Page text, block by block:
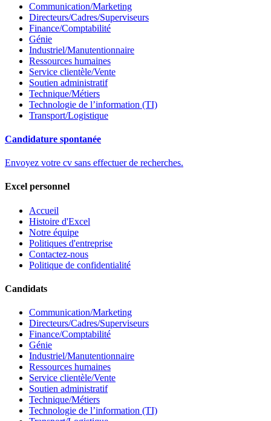
Communication/Marketing
Directeurs/Cadres/Superviseurs
Finance/Comptabilité
Génie
Industriel/Manutentionnaire
Ressources humaines
Service clientèle/Vente
Soutien administratif
Technique/Métiers
Technologie de l’information (TI)
Transport/Logistique
Candidature spontanée
Envoyez votre cv sans effectuer de recherches.
Excel personnel
Accueil
Histoire d'Excel
Notre équipe
Politiques d'entreprise
Contactez-nous
Politique de confidentialité
Candidats
Communication/Marketing
Directeurs/Cadres/Superviseurs
Finance/Comptabilité
Génie
Industriel/Manutentionnaire
Ressources humaines
Service clientèle/Vente
Soutien administratif
Technique/Métiers
Technologie de l’information (TI)